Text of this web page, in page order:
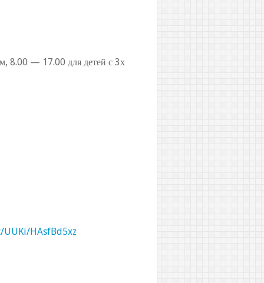
8.00 — 17.00 для детей с 3х
HAsfBd5xz